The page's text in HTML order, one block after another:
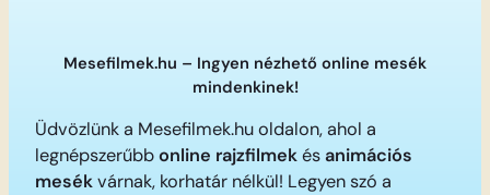
Mesefilmek.hu – Ingyen nézhető online mesék
mindenkinek!
Üdvözlünk a Mesefilmek.hu oldalon, ahol a
legnépszerűbbonline rajzfilmekésanimációs
mesékvárnak, korhatár nélkül! Legyen szó a